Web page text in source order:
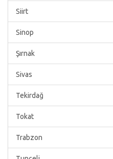
Siirt
Sinop
Şırnak
Sivas
Tekirdağ
Tokat
Trabzon